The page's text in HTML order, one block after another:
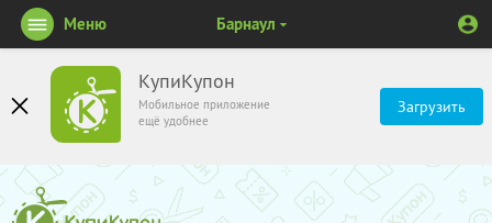
КупиКупон
Мобильное приложение
ещё удобнее
Загрузить
Меню Барнаул